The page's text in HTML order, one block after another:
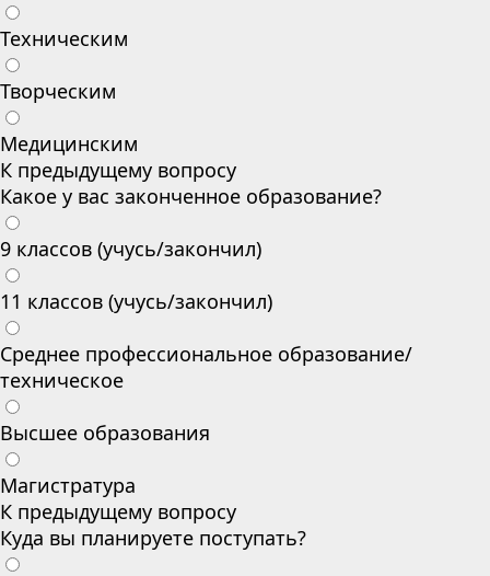
Техническим
Творческим
Медицинским
К предыдущему вопросу
Какое у вас законченное образование?
9 классов (учусь/закончил)
11 классов (учусь/закончил)
Среднее профессиональное образование/
техническое
Высшее образования
Магистратура
К предыдущему вопросу
Куда вы планируете поступать?